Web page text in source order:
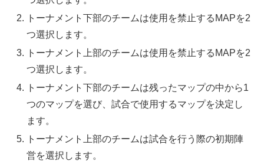
トーナメント下部のチームは使用を禁止するMAPを2
つ選択します。
トーナメント上部のチームは使用を禁止するMAPを2
つ選択します。
トーナメント下部のチームは残ったマップの中から1
つのマップを選び、試合で使用するマップを決定し
ます。
トーナメント上部のチームは試合を行う際の初期陣
営を選択します。